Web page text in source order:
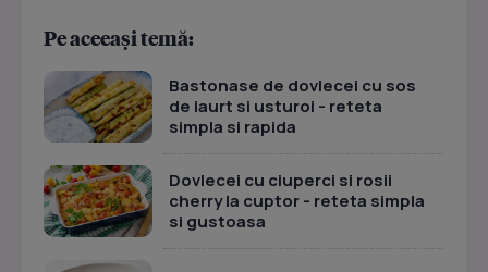
Pe aceeași temă:
Bastonase de dovlecei cu sos
de iaurt si usturoi - reteta
simpla si rapida
Dovlecei cu ciuperci si rosii
cherry la cuptor - reteta simpla
si gustoasa